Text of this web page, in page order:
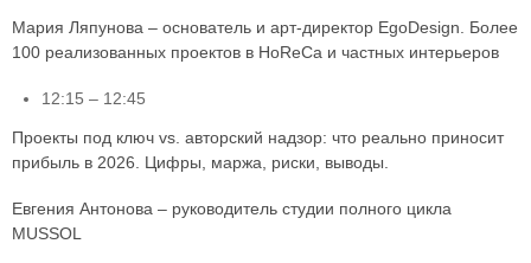
Мария Ляпунова – основатель и арт-директор EgoDesign. Более
100 реализованных проектов в HoReCa и частных интерьеров
12:15 – 12:45
Проекты под ключ vs. авторский надзор: что реально приносит
прибыль в 2026. Цифры, маржа, риски, выводы.
Евгения Антонова – руководитель студии полного цикла
MUSSOL